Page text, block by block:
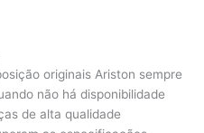
originais Ariston sempre
não há disponibilidade
de alta qualidade